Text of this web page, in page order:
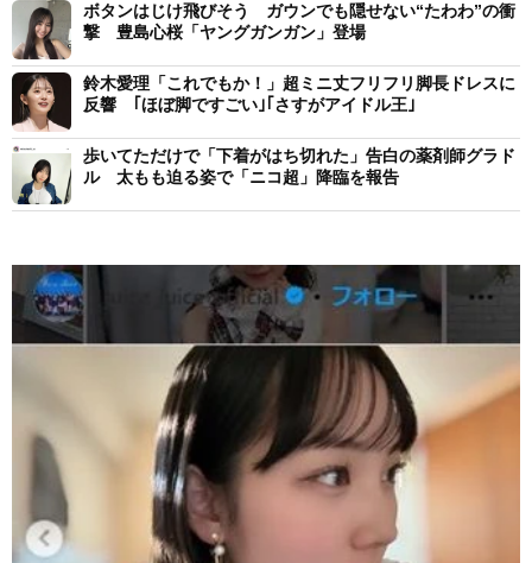
ボタンはじけ飛びそう ガウンでも隠せない“たわわ”の衝
撃 豊島心桜「ヤングガンガン」登場
鈴木愛理「これでもか！」超ミニ丈フリフリ脚長ドレスに
反響 ｢ほぼ脚ですごい｣｢さすがアイドル王｣
歩いてただけで「下着がはち切れた」告白の薬剤師グラド
ル 太もも迫る姿で「ニコ超」降臨を報告